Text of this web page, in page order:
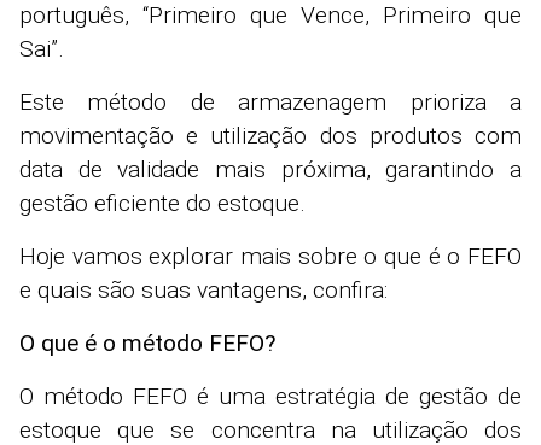
português, “Primeiro que Vence, Primeiro que
Sai”.
Este método de armazenagem prioriza a
movimentação e utilização dos produtos com
data de validade mais próxima, garantindo a
gestão eficiente do estoque.
Hoje vamos explorar mais sobre o que é o FEFO
e quais são suas vantagens, confira:
O que é o método FEFO?
O método FEFO é uma estratégia de gestão de
estoque que se concentra na utilização dos